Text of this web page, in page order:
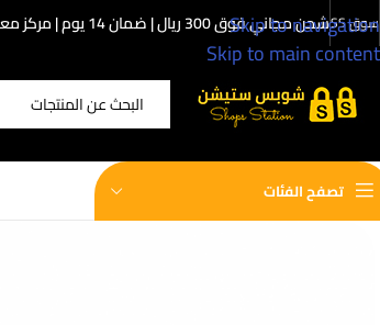
Skip to navigation
Skip to main content
سوق SS شحن مجاني فوق 300 ريال | ضمان 14 يوم | مركز معتمد في جدة
تصفح الفئات